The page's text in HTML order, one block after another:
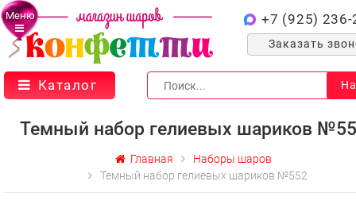
Меню +7 (925) 236-
Заказать
Каталог
Темный набор гелиевых шариков
Главная
Наборы шаров
Темный набор гелиевых шариков №552